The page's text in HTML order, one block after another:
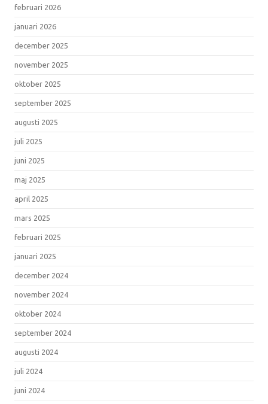
februari 2026
januari 2026
december 2025
november 2025
oktober 2025
september 2025
augusti 2025
juli 2025
juni 2025
maj 2025
april 2025
mars 2025
februari 2025
januari 2025
december 2024
november 2024
oktober 2024
september 2024
augusti 2024
juli 2024
juni 2024